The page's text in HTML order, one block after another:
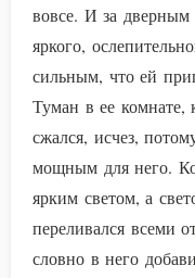
вовсе. И за
яркого,
сильным, что ей
Туман в ее комнате,
сжался, исчез,
мощным для него.
ярким светом, а
переливался всеми
словно в него